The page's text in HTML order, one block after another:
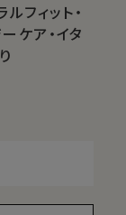
フィット・
ケア・イタ